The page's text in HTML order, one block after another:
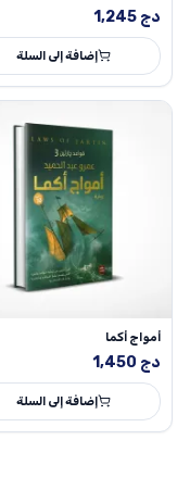
1,245 دج
إضافة إلى السلة
أمواج أكما
1,450 دج
إضافة إلى السلة